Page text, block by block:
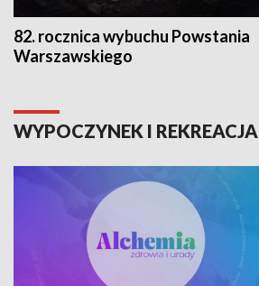
82. rocznica wybuchu Powstania
Warszawskiego
WYPOCZYNEK I REKREACJA